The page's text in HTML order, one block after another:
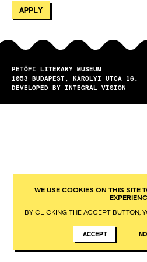
PETŐFI LITERARY MUSEUM
1053
BUDAPEST
KÁROLYI UTCA 16.
DEVELOPED BY INTEGRAL VISION
WE USE COOKIES ON THIS SITE
BY CLICKING THE ACCEPT BUTTON,
ACCEPT